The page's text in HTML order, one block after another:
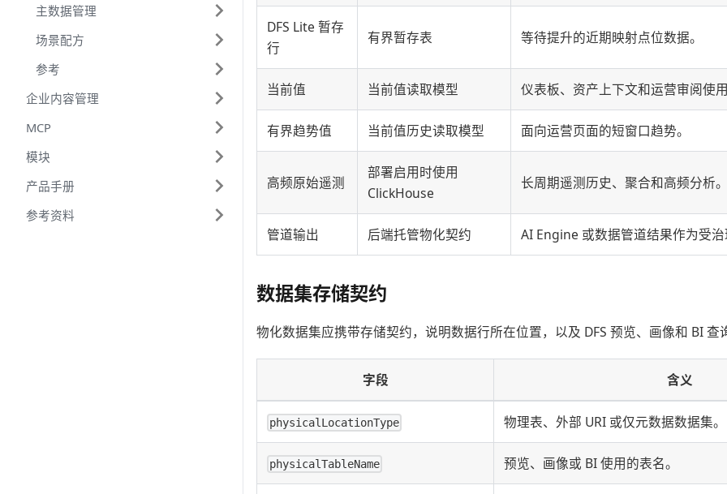
主数据管理
场景配方
参考
企业内容管理
MCP
模块
产品手册
参考资料
DFS Lite 暂存
行
有界暂存表 等待提升的近期映射点位数据。
当前值 当前值读取模型 仪表板、资产上下文和运营审阅使
有界趋势值 当前值历史读取模型 面向运营页面的短窗口趋势。
高频原始遥测
部署启用时使用
ClickHouse
长周期遥测历史、聚合和高频分析。
管道输出 后端托管物化契约 AI Engine 或数据管道结果作为受治
数据集存储契约
物化数据集应携带存储契约，说明数据行所在位置，以及 DFS 预览、画像和 BI 查
字段 含义
physicalLocationType 物理表、外部 URI 或仅元数据数据集。
physicalTableName 预览、画像或 BI 使用的表名。